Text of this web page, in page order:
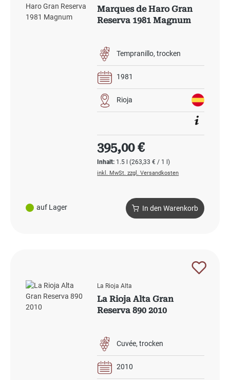
auf Lager
Marques de Haro Gran
Reserva 1981 Magnum
Tempranillo trocken
1981
Rioja
Inhalt: 1.5 l(263,33 € / 1 l)
Regulärer Preis:
395,00 €
inkl. MwSt. zzgl. Versandkosten
In den Warenkorb
La Rioja Alta
La Rioja Alta Gran
Reserva 890 2010
Cuvée trocken
2010